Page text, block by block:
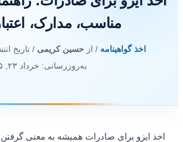
مناسب، مدارک،
اخذ گواهینامه/ از حسین کریمی / تاریخ
به‌روزرسانی: خرداد ۲۳, ۱۴۰۵
اخذ ایزو برای صادرات همیشه به معنی گرفتن